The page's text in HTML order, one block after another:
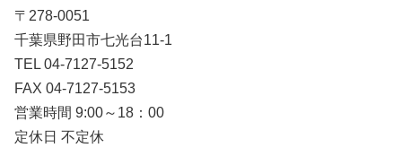
〒278-0051
千葉県野田市七光台11-1
TEL 04-7127-5152
FAX 04-7127-5153
営業時間 9:00～18：00
定休日 不定休